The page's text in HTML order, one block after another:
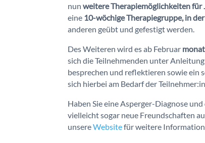
nunweitere Therapiemöglichkeiten für
eine 10-wöchige Therapiegruppe, in
anderen geübt und gefestigt werden.
Des Weiteren wird es ab Februar
sich die Teilnehmenden unter
besprechen und reflektieren sowie ein
sich hierbei am Bedarf der
Haben Sie eine Asperger-Diagnose
vielleicht sogar neue Freundschaften
unsereWebsitefür weitere